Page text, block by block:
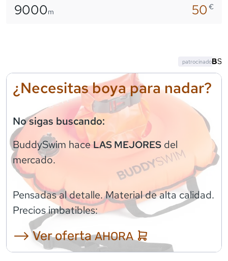
9000m 50€
¿Necesitas boya para nadar?
No sigas buscando:
BuddySwim haceLAS MEJORES del
mercado.
Pensadas al detalle. Material de alta calidad.
Precios imbatibles:
⟶ Ver ofertaAHORA
patrocinado